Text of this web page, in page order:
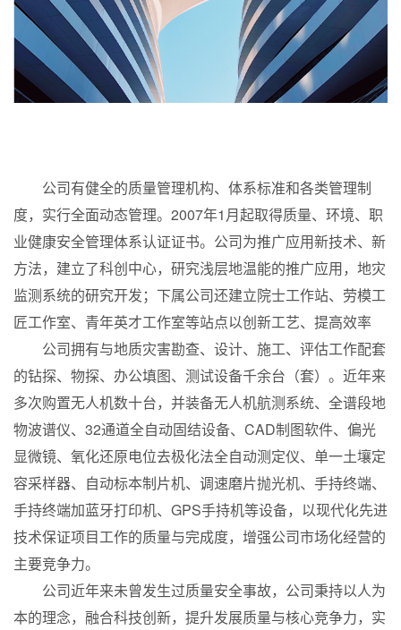
公司有健全的质量管理机构、体系标准和各类管理制
度，实行全面动态管理。2007年1月起取得质量、环境、职
业健康安全管理体系认证证书。公司为推广应用新技术、新
方法，建立了科创中心，研究浅层地温能的推广应用，地灾
监测系统的研究开发；下属公司还建立院士工作站、劳模工
匠工作室、青年英才工作室等站点以创新工艺、提高效率
公司拥有与地质灾害勘查、设计、施工、评估工作配套
的钻探、物探、办公填图、测试设备千余台（套）。近年来
多次购置无人机数十台，并装备无人机航测系统、全谱段地
物波谱仪、32通道全自动固结设备、CAD制图软件、偏光
显微镜、氧化还原电位去极化法全自动测定仪、单一土壤定
容采样器、自动标本制片机、调速磨片抛光机、手持终端、
手持终端加蓝牙打印机、GPS手持机等设备，以现代化先进
技术保证项目工作的质量与完成度，增强公司市场化经营的
主要竞争力。
公司近年来未曾发生过质量安全事故，公司秉持以人为
本的理念，融合科技创新，提升发展质量与核心竞争力，实